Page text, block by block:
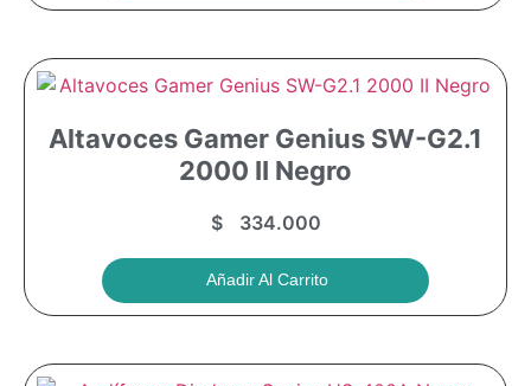
Altavoces Gamer Genius SW-G2.1
2000 II Negro
$334.000
Añadir Al Carrito